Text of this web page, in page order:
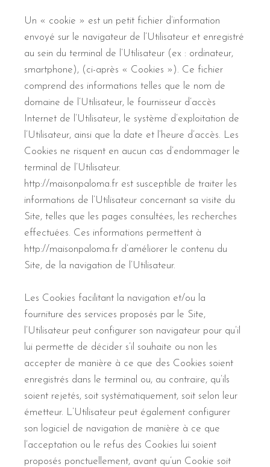
Un « cookie » est un petit fichier d’information
envoyé sur le navigateur de l’Utilisateur et enregistré
au sein du terminal de l’Utilisateur (ex : ordinateur,
smartphone), (ci-après « Cookies »). Ce fichier
comprend des informations telles que le nom de
domaine de l’Utilisateur, le fournisseur d’accès
Internet de l’Utilisateur, le système d’exploitation de
l’Utilisateur, ainsi que la date et l’heure d’accès. Les
Cookies ne risquent en aucun cas d’endommager le
terminal de l’Utilisateur.
http://maisonpaloma.fr est susceptible de traiter les
informations de l’Utilisateur concernant sa visite du
Site, telles que les pages consultées, les recherches
effectuées. Ces informations permettent à
http://maisonpaloma.fr d’améliorer le contenu du
Site, de la navigation de l’Utilisateur.
Les Cookies facilitant la navigation et/ou la
fourniture des services proposés par le Site,
l’Utilisateur peut configurer son navigateur pour qu’il
lui permette de décider s’il souhaite ou non les
accepter de manière à ce que des Cookies soient
enregistrés dans le terminal ou, au contraire, qu’ils
soient rejetés, soit systématiquement, soit selon leur
émetteur. L’Utilisateur peut également configurer
son logiciel de navigation de manière à ce que
l’acceptation ou le refus des Cookies lui soient
proposés ponctuellement, avant qu’un Cookie soit